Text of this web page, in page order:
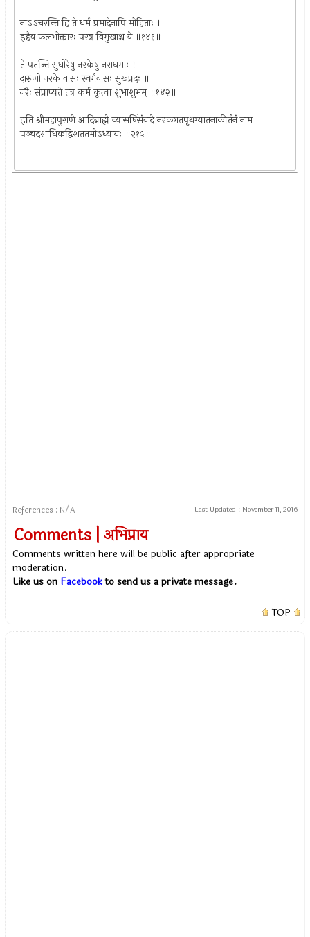
नाऽऽचरन्ति हि ते धर्मं प्रमादेनापि मोहिताः ।
इहैव फलभोक्तारः परत्र विमुखाश्च ये ॥१४१॥
ते पतन्ति सुघोरेषु नरकेषु नराधमाः ।
दारुणो नरके वासः स्वर्गवासः सुखप्रदः ॥
नरैः संप्राप्यते तत्र कर्म कृत्वा शुभाशुभम् ॥१४२॥
इति श्रीमहापुराणे आदिब्राह्मे व्यासर्षिसंवादे नरकगतपृथग्यातनाकीर्तनं नाम
पञ्चदशाधिकद्विशततमोऽध्यायः ॥२१५॥
References : N/A Last Updated : November 11, 2016
Comments | अभिप्राय
Comments written here will be public after appropriate
moderation.
Like us on Facebookto send us a private message.
TOP